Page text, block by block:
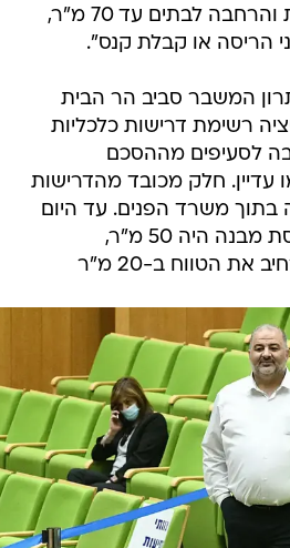
מוכרים בנגב - תוספת והרחבה לבתים עד 70 מ"ר,
הריסה או קבלת קנס".
המשבר סביב הר הבית
רשימת דרישות כלכליות
לסעיפים מההסכם
עדיין. חלק מכובד מהדרישות
בתוך משרד הפנים. עד היום
הטווח החוקי לאי הריסת מבנה היה 50 מ"ר,
ההחלטה החדשה תרחיב את הטווח ב-20 מ"ר